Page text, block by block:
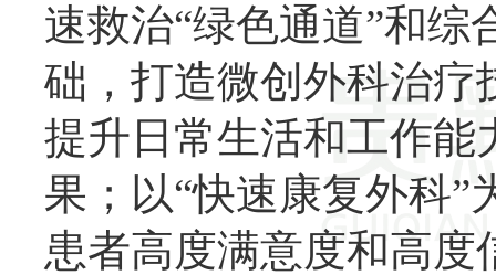
速救治“绿色通道”和
础，打造微创外科治疗
提升日常生活和工作能
果；以“快速康复外科”
患者高度满意度和高